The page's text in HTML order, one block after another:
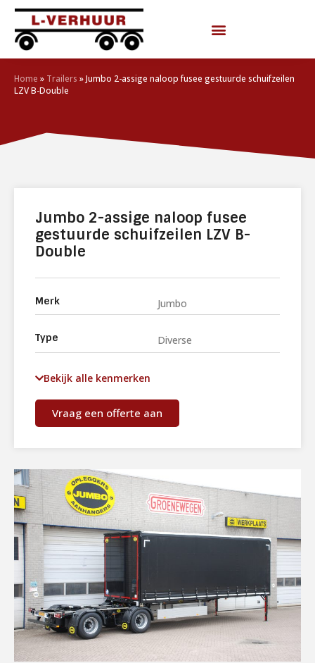
Home » Trailers »Jumbo 2-assige naloop fusee gestuurde schuifzeilen
LZV B-Double
Jumbo 2-assige naloop fusee
gestuurde schuifzeilen LZV B-
Double
Merk Jumbo
Type Diverse
Bekijk alle kenmerken
Vraag een offerte aan